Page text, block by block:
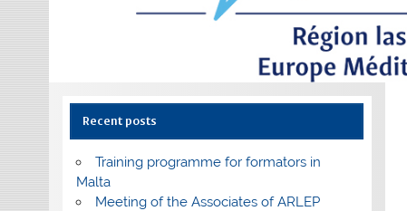
Recent posts
Training programme for formators in
Malta
Meeting of the Associates of ARLEP